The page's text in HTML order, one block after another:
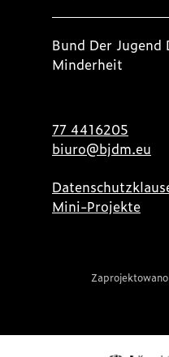
Bund Der Jugend
Minderheit
77 4416205
biuro@bjdm.eu
Mini-Projekte